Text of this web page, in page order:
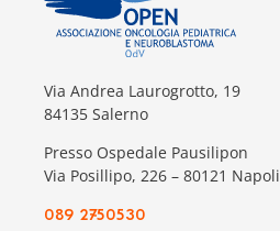
Via Andrea Laurogrotto, 19
84135 Salerno
Presso Ospedale Pausilipon
Via Posillipo, 226 – 80121 Napoli
089 2750530